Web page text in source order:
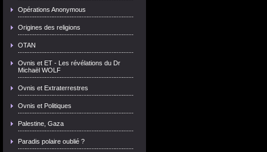
Opérations Anonymous
Origines des religions
OTAN
Ovnis et ET - Les révélations du Dr
Michaël WOLF
Ovnis et Extraterrestres
Ovnis et Politiques
Palestine, Gaza
Paradis polaire oublié ?